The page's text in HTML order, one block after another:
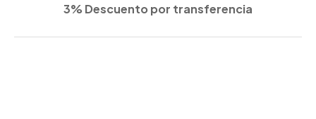
3% Descuento por transferencia